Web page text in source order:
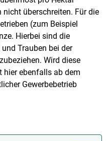
überschreiten. Für die
(zum Beispiel
Hierbei sind die
Trauben bei der
Wird diese
hier ebenfalls ab dem
Gewerbebetrieb